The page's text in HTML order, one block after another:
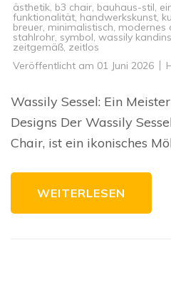
ästhetik b3 chair bauhaus-stil
funktionalität handwerkskunst
breuer minimalistisch modernes
stahlrohr symbol wassily
zeitgemäß,zeitlos
Veröffentlicht am 01 Juni 2026
Wassily Sessel: Ein
Designs Der Wassily
Chair, ist ein ikonisches
WEITERLESEN